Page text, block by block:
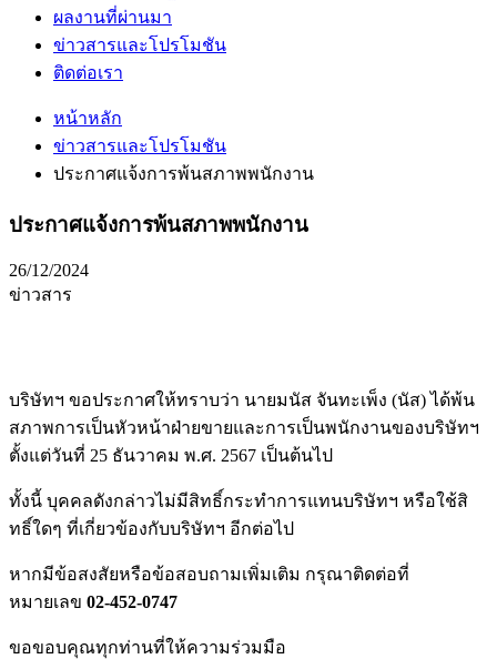
ผลงานที่ผ่านมา
ข่าวสารและโปรโมชัน
ติดต่อเรา
หน้าหลัก
ข่าวสารและโปรโมชัน
ประกาศแจ้งการพ้นสภาพพนักงาน
ประกาศแจ้งการพ้นสภาพพนักงาน
26/12/2024
ข่าวสาร
บริษัทฯ ขอประกาศให้ทราบว่า นายมนัส จันทะเพ็ง (นัส) ได้พ้น
สภาพการเป็นหัวหน้าฝ่ายขายและการเป็นพนักงานของบริษัทฯ
ตั้งแต่วันที่ 25 ธันวาคม พ.ศ. 2567 เป็นต้นไป
ทั้งนี้ บุคคลดังกล่าวไม่มีสิทธิ์กระทำการแทนบริษัทฯ หรือใช้สิ
ทธิ์ใดๆ ที่เกี่ยวข้องกับบริษัทฯ อีกต่อไป
หากมีข้อสงสัยหรือข้อสอบถามเพิ่มเติม กรุณาติดต่อที่
หมายเลข 02-452-0747
ขอขอบคุณทุกท่านที่ให้ความร่วมมือ